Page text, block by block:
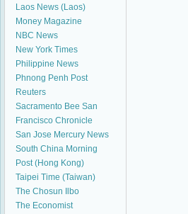
Laos News (Laos)
Money Magazine
NBC News
New York Times
Philippine News
Phnong Penh Post
Reuters
Sacramento Bee San
Francisco Chronicle
San Jose Mercury News
South China Morning
Post (Hong Kong)
Taipei Time (Taiwan)
The Chosun Ilbo
The Economist